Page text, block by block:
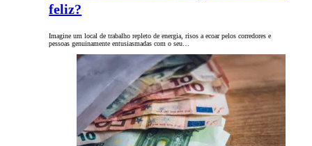
feliz?
Imagine um local de trabalho repleto de energia, risos a ecoar pelos corredores e
pessoas genuinamente entusiasmadas com o seu…